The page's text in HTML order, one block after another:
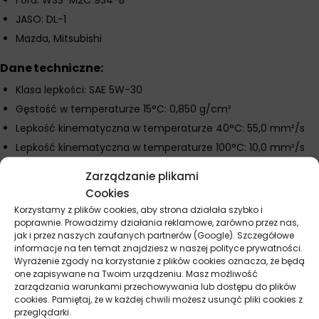
Zarządzanie plikami
Cookies
Korzystamy z plików cookies, aby strona działała szybko i
poprawnie. Prowadzimy działania reklamowe, zarówno przez nas,
jak i przez naszych zaufanych partnerów (Google). Szczegółowe
informacje na ten temat znajdziesz w naszej polityce prywatności.
Wyrażenie zgody na korzystanie z plików cookies oznacza, że będą
one zapisywane na Twoim urządzeniu. Masz możliwość
zarządzania warunkami przechowywania lub dostępu do plików
cookies. Pamiętaj, że w każdej chwili możesz usunąć pliki cookies z
przeglądarki.
JASO: DL-1
Mazda, Mitsubishi
Dane techniczne:
Klasa lepkości: SAE 5W-30
Gęstość w temperaturze 15°C: 0,850 g/cm³
Lepkość kinematyczna w temperaturze 40°C: 55,0 mm²/s
Lepkość kinematyczna w temperaturze 100°C: 10,0 mm²/s
HTHS w 150°C: ≥2,9 mPas
Temperatura krzepnięcia: -42°C
Temperatura zapłonu: 228°C
Strata na skutek parowania (Noack): 11,5%
Całkowita liczba zasadowa: 6,5 mg KOH/g
Popiół siarczanowy: ≤0,5 g/100 g